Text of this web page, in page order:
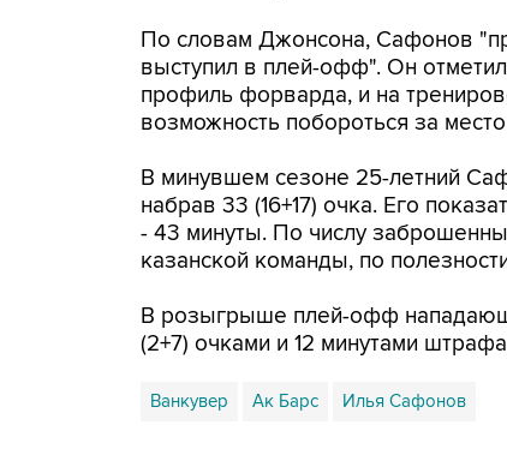
По словам Джонсона, Сафонов
выступил в плей-офф". Он
профиль форварда, и на
возможность побороться за
В минувшем сезоне 25-летний
набрав 33 (16+17) очка. Его
- 43 минуты. По числу
казанской команды, по
В розыгрыше плей-офф
(2+7) очками и 12 минутами
Ванкувер Ак Барс Илья Сафонов